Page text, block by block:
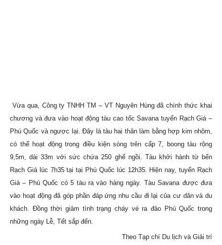
Vừa qua, Công ty TNHH TM – VT Nguyên Hùng đã chính thức khai
chương và đưa vào hoạt động tàu cao tốc Savana tuyến Rạch Giá –
Phú Quốc và ngược lại. Đây là tàu hai thân làm bằng hợp kim nhôm,
có thể hoạt động trong điều kiện sóng trên cấp 7, boong tàu rộng
9,5m, dài 33m với sức chứa 250 ghế ngồi. Tàu khởi hành từ bến
Rạch Giá lúc 7h35 tại tại Phú Quốc lúc 12h35. Hiện nay, tuyến Rạch
Giá – Phú Quốc có 5 tàu ra vào hàng ngày. Tàu Savana được đưa
vào hoạt động đã góp phần đáp ứng nhu cầu đi lại của cư dân và du
khách. Đồng thời giảm tình trạng cháy vé ra đảo Phú Quốc trong
những ngày Lễ, Tết sắp đến.
Theo Tạp chí Du lịch và Giải trí